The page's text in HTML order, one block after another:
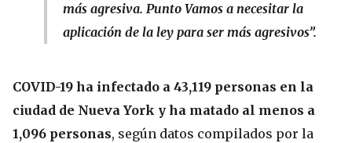
más agresiva. Punto Vamos a necesitar la
aplicación de la ley para ser más agresivos”.
COVID-19 ha infectado a 43,119 personas en la
ciudad de Nueva York y ha matado al menos a
1,096 personas, según datos compilados por la